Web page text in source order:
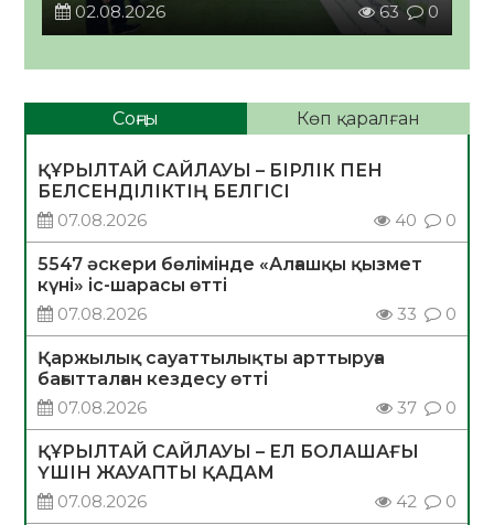
02.08.2026
63 0
Соңғы Көп қаралған
ҚҰРЫЛТАЙ САЙЛАУЫ – БІРЛІК ПЕН
БЕЛСЕНДІЛІКТІҢ БЕЛГІСІ
07.08.2026
40 0
5547 әскери бөлімінде «Алғашқы қызмет
күні» іс-шарасы өтті
07.08.2026
33 0
Қаржылық сауаттылықты арттыруға
бағытталған кездесу өтті
07.08.2026
37 0
ҚҰРЫЛТАЙ САЙЛАУЫ – ЕЛ БОЛАШАҒЫ
ҮШІН ЖАУАПТЫ ҚАДАМ
07.08.2026
42 0